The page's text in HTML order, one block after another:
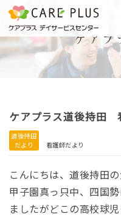
こんな方に
おすすめ
一日体験
ケアプラス道後持田
道後持田
だより
看護師だより
こんにちは、道後持田の
甲子園真っ只中、四国
ましたがどこの高校球